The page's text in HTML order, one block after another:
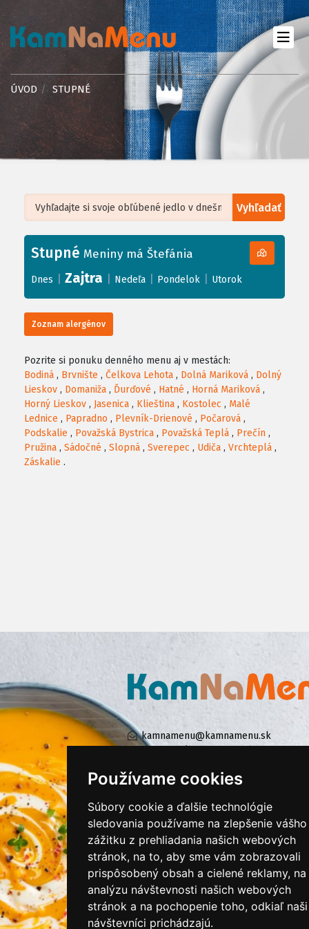
Používame cookies
Súbory cookie a ďalšie technológie
sledovania používame na zlepšenie vášho
zážitku z prehliadania našich webových
stránok, na to, aby sme vám zobrazovali
prispôsobený obsah a cielené reklamy, na
analýzu návštevnosti našich webových
stránok a na pochopenie toho, odkiaľ naši
návštevníci prichádzajú.
ÚVOD STUPNÉ
Vyhľadať
+
−
Leaflet| ©OpenStreetMap, Tiles courtesy ofHumanitarian OpenStreetMap
Stupné Meniny má Štefánia
Dnes Zajtra Nedeľa Pondelok Utorok
Zoznam alergénov
Pozrite si ponuku denného menu aj v mestách:
Bodiná , Brvnište , Čelkova Lehota , Dolná Mariková , Dolný
Lieskov , Domaniža , Ďurďové , Hatné , Horná Mariková ,
Horný Lieskov , Jasenica , Klieština , Kostolec , Malé
Lednice , Papradno , Plevník-Drienové , Počarová ,
Podskalie , Považská Bystrica , Považská Teplá , Prečín ,
Pružina , Sádočné , Slopná , Sverepec , Udiča , Vrchteplá ,
Záskalie .
kamnamenu@kamnamenu.sk
KONTAKTUJTE NÁS
PRIHLÁSIŤ SA DO ZÁKAZNÍCKEJ ZÓNY
Všeobecné obchodné podmienky
Ochrana osobných údajov